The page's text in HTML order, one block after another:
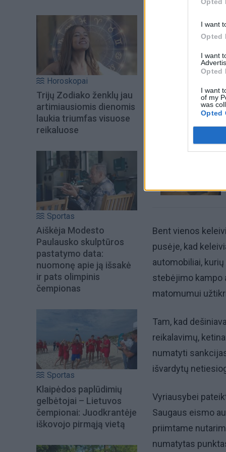
I want
Opted
I want
Opted
I want
of my
was
Opted
Horoskopai
Trijų Zodiako ženklų jau
artimiausiomis dienomis
laukia triumfas visuose
reikaluose
Sportas
Aiškėja Modesto
Paulausko skulptūros
pastatymo data:
nuomonę apie ją išsakė
ir pats olimpinis
čempionas
Sportas
Klaipėdos paplūdimių
gelbėtojai – Lietuvos
čempionai: Juodkrantėje
iškovojo pirmąją vietą
Šiuo metu
Bent vienos
pusėje, kad
automobiliai,
stebėjimo kampo
matomumui
Tam, kad
reikalavimų,
numatyti
išvardytų
Vyriausybei
Saugaus eismo
priimtame
numatytas